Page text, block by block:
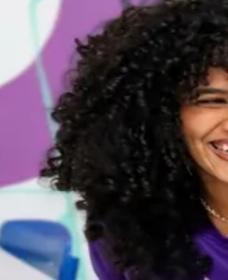
Vila Márcia
Vila Nossa Sra. da
Carapicuíba Jandira
Pirapora
Cajamar CaieirasFranco da
Taboão da SerraEmbu das Artes
São Roque